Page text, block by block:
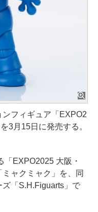
フィギュア「EXPO2
3月15日に発売する。
EXPO2025 大阪・
ャクミャク」を、同
「S.H.Figuarts」で